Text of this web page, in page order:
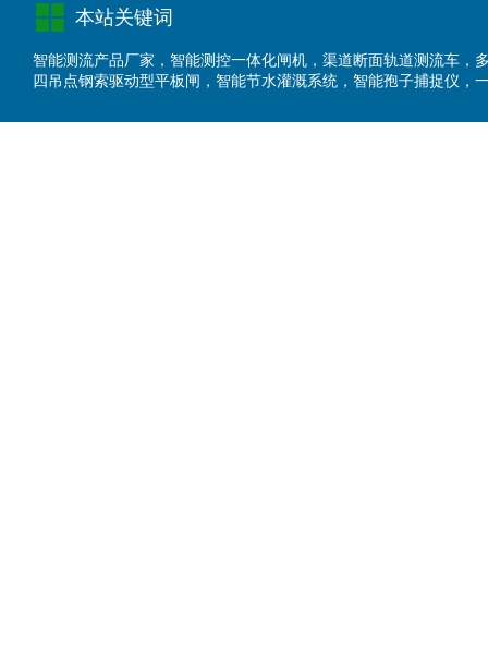
智能测流产品厂家 ， 智能测控一体化闸机 ， 渠道断面轨道测流车 ，
四吊点钢索驱动型平板闸 ， 智能节水灌溉系统 ， 智能孢子捕捉仪 ，
本站关键词